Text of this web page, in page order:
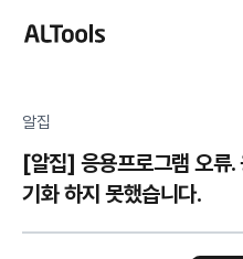
알집
[알집] 응용프로그램 오류.
기화 하지 못했습니다.